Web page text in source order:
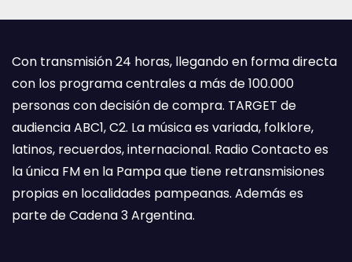
Con transmisión 24 horas, llegando en forma directa
con los programa centrales a más de 100.000
personas con decisión de compra. TARGET de
audiencia ABC1, C2. La música es variada, folklore,
latinos, recuerdos, internacional. Radio Contacto es
la única FM en la Pampa que tiene retransmisiones
propias en localidades pampeanas. Además es
parte de Cadena 3 Argentina.